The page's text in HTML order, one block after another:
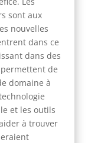
sont aux
nouvelles
dans ce
dans des
de
domaine à
et les outils
à trouver